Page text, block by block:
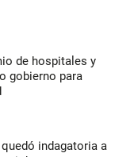
de hospitales y
gobierno para
indagatoria a